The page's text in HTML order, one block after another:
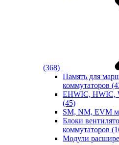
(368)
Память для
коммутаторов
EHWIC, HWIC,
(45)
SM, NM, EVM
Блоки
коммутаторов
Модули